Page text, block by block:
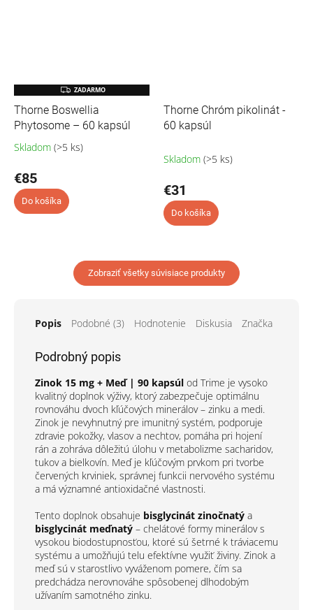
Z
A
D
R
O
ZADARMO
Thorne Boswellia
Phytosome – 60 kapsúl
hodnotenie
Skladom (>5 ks)
€85
Do košíka
Thorne Chróm pikolinát -
60 kapsúl
Skladom (>5 ks)
€31
Do košíka
Zobraziť všetky súvisiace produkty
Popis Podobné (3) Hodnotenie Diskusia Značka
Podrobný popis
Zinok 15 mg + Meď | 90 kapsúl od Trime je vysoko
kvalitný doplnok výživy, ktorý zabezpečuje optimálnu
rovnováhu dvoch kľúčových minerálov – zinku a medi.
Zinok je nevyhnutný pre imunitný systém, podporuje
zdravie pokožky, vlasov a nechtov, pomáha pri hojení
rán a zohráva dôležitú úlohu v metabolizme sacharidov,
tukov a bielkovín. Meď je kľúčovým prvkom pri tvorbe
červených krviniek, správnej funkcii nervového systému
a má významné antioxidačné vlastnosti.
Tento doplnok obsahuje bisglycinát zinočnatý a
bisglycinát meďnatý – chelátové formy minerálov s
vysokou biodostupnosťou, ktoré sú šetrné k tráviacemu
systému a umožňujú telu efektívne využiť živiny. Zinok a
meď sú v starostlivo vyváženom pomere, čím sa
predchádza nerovnováhe spôsobenej dlhodobým
užívaním samotného zinku.